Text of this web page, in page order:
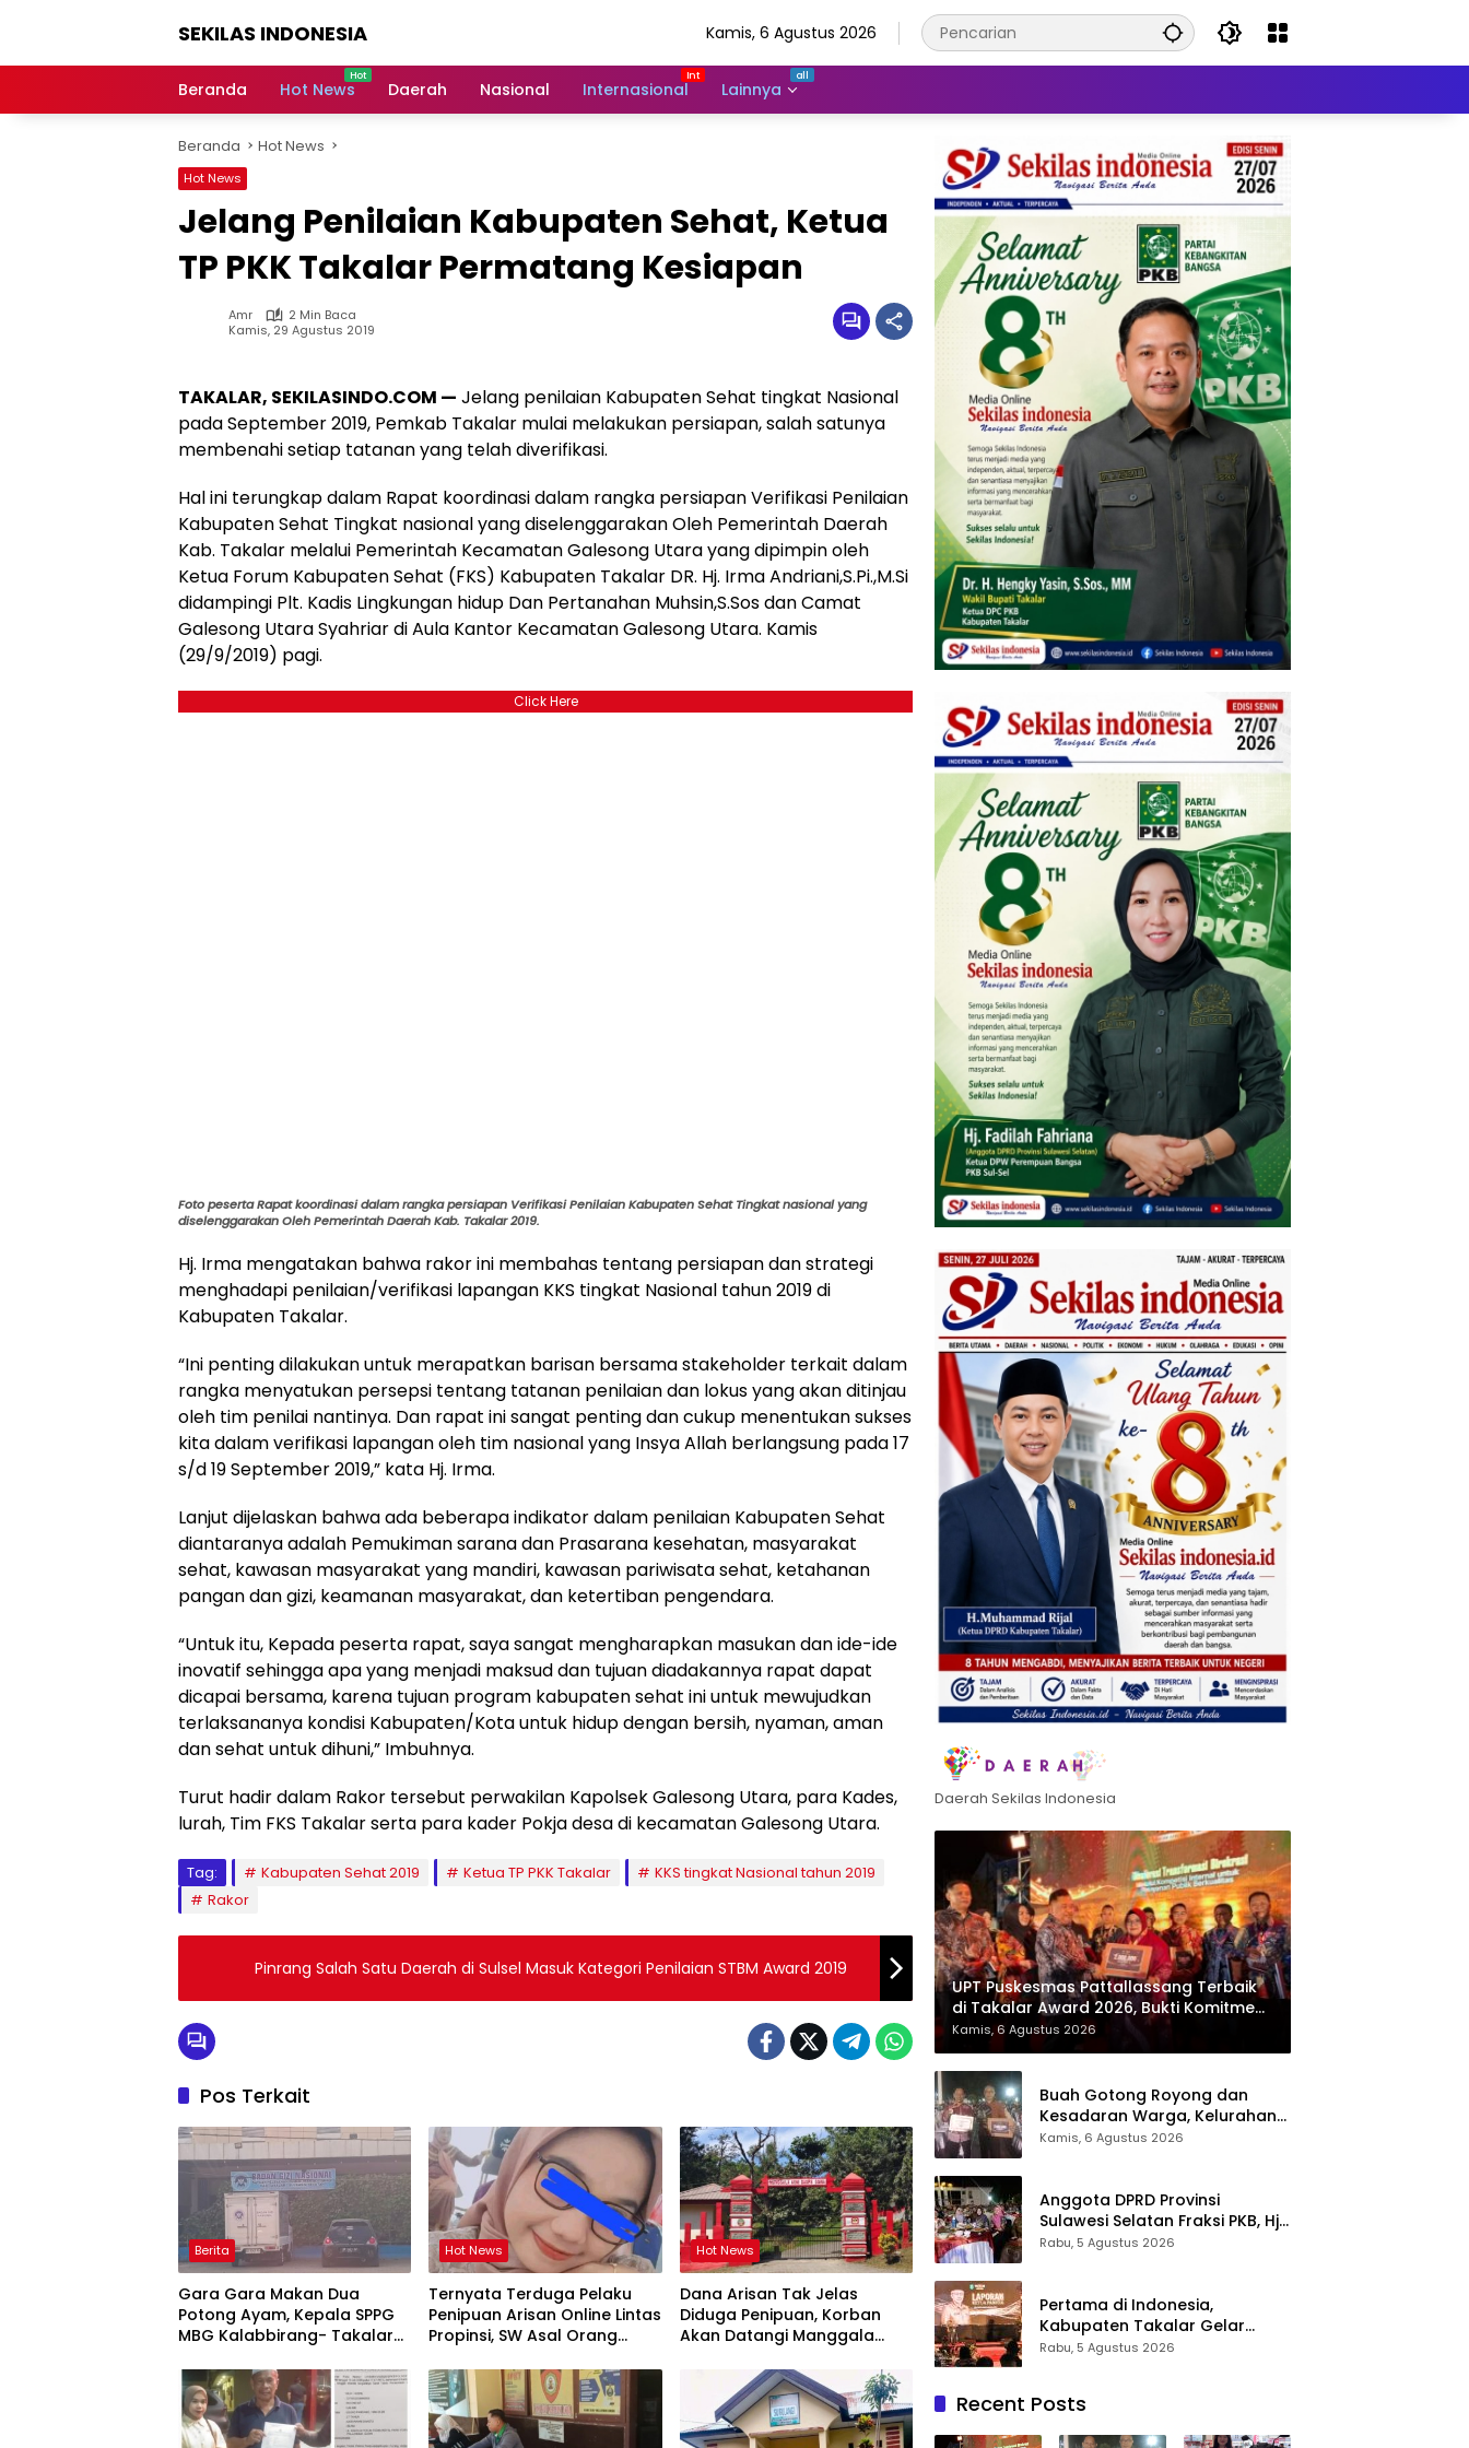
SEKILAS INDONESIA
Terkini,
Latest
World,
Headlines,
News
Kamis, 6 Agustus 2026
Beranda Hot News Daerah Nasional Internasional Lainnya
Beranda Hot News
Hot News
Jelang Penilaian Kabupaten Sehat, Ketua
TP PKK Takalar Permatang Kesiapan
Amr
2 Min Baca
Kamis, 29 Agustus 2019
TAKALAR, SEKILASINDO.COM — Jelang penilaian Kabupaten Sehat tingkat Nasional
pada September 2019, Pemkab Takalar mulai melakukan persiapan, salah satunya
membenahi setiap tatanan yang telah diverifikasi.
Hal ini terungkap dalam Rapat koordinasi dalam rangka persiapan Verifikasi Penilaian
Kabupaten Sehat Tingkat nasional yang diselenggarakan Oleh Pemerintah Daerah
Kab. Takalar melalui Pemerintah Kecamatan Galesong Utara yang dipimpin oleh
Ketua Forum Kabupaten Sehat (FKS) Kabupaten Takalar DR. Hj. Irma Andriani,S.Pi.,M.Si
didampingi Plt. Kadis Lingkungan hidup Dan Pertanahan Muhsin,S.Sos dan Camat
Galesong Utara Syahriar di Aula Kantor Kecamatan Galesong Utara. Kamis
(29/9/2019) pagi.
Click Here
Foto peserta Rapat koordinasi dalam rangka persiapan Verifikasi Penilaian Kabupaten Sehat Tingkat nasional yang
diselenggarakan Oleh Pemerintah Daerah Kab. Takalar 2019.
Hj. Irma mengatakan bahwa rakor ini membahas tentang persiapan dan strategi
menghadapi penilaian/verifikasi lapangan KKS tingkat Nasional tahun 2019 di
Kabupaten Takalar.
“Ini penting dilakukan untuk merapatkan barisan bersama stakeholder terkait dalam
rangka menyatukan persepsi tentang tatanan penilaian dan lokus yang akan ditinjau
oleh tim penilai nantinya. Dan rapat ini sangat penting dan cukup menentukan sukses
kita dalam verifikasi lapangan oleh tim nasional yang Insya Allah berlangsung pada 17
s/d 19 September 2019,” kata Hj. Irma.
Lanjut dijelaskan bahwa ada beberapa indikator dalam penilaian Kabupaten Sehat
diantaranya adalah Pemukiman sarana dan Prasarana kesehatan, masyarakat
sehat, kawasan masyarakat yang mandiri, kawasan pariwisata sehat, ketahanan
pangan dan gizi, keamanan masyarakat, dan ketertiban pengendara.
“Untuk itu, Kepada peserta rapat, saya sangat mengharapkan masukan dan ide-ide
inovatif sehingga apa yang menjadi maksud dan tujuan diadakannya rapat dapat
dicapai bersama, karena tujuan program kabupaten sehat ini untuk mewujudkan
terlaksananya kondisi Kabupaten/Kota untuk hidup dengan bersih, nyaman, aman
dan sehat untuk dihuni,” Imbuhnya.
Turut hadir dalam Rakor tersebut perwakilan Kapolsek Galesong Utara, para Kades,
lurah, Tim FKS Takalar serta para kader Pokja desa di kecamatan Galesong Utara.
Tag: Kabupaten Sehat 2019 Ketua TP PKK Takalar
KKS tingkat Nasional tahun 2019
Rakor
Pinrang Salah Satu Daerah di Sulsel Masuk Kategori Penilaian STBM Award 2019
Pos Terkait
Berita
Gara Gara Makan Dua
Potong Ayam, Kepala SPPG
MBG Kalabbirang- Takalar
Hot News
Ternyata Terduga Pelaku
Penipuan Arisan Online Lintas
Propinsi, SW Asal Orang
Hot News
Dana Arisan Tak Jelas
Diduga Penipuan, Korban
Akan Datangi Manggala
Kepala Balai Kehutanan
Bulurokeng Turun Tangan
Daerah Sekilas Indonesia
UPT Puskesmas Pattallassang Terbaik
di Takalar Award 2026, Bukti Komitmen
Hadirkan Pelayanan Kesehatan
Berkualitas
Kamis, 6 Agustus 2026
Buah Gotong Royong dan
Kesadaran Warga, Kelurahan
Patte’ne Menjadi Bintang
Kamis, 6 Agustus 2026
Anggota DPRD Provinsi
Sulawesi Selatan Fraksi PKB, Hj.
Fadilah Fahriana Hadiri Dan
Pengabdian Melalui Malam
Apresiasi dan Inovasi Award
2026
Rabu, 5 Agustus 2026
Pertama di Indonesia,
Kabupaten Takalar Gelar
Malam Apresiasi dan Inovasi
Publik Berprestasi
Rabu, 5 Agustus 2026
Recent Posts